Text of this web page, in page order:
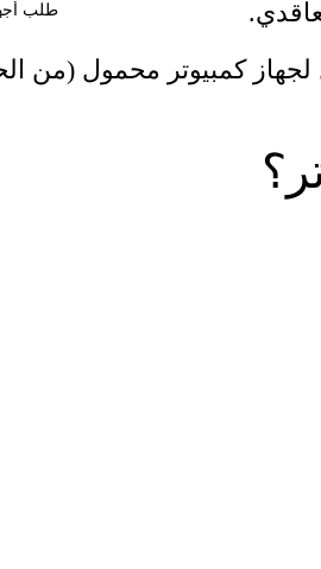
هي تكلفة مدعومة تبلغ حوالي 570 شيكل لمجموعة كمبيوتر مكتبي و 600 شيكل
طلب